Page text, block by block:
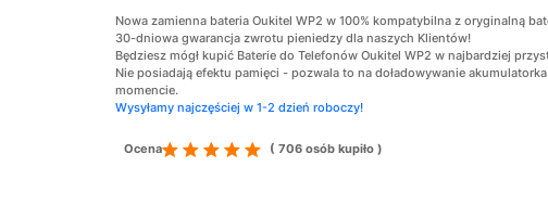
Nowa zamienna bateria Oukitel WP2 w 100% kompatybilna z oryginalną
30-dniowa gwarancja zwrotu pieniedzy dla naszych Klientów!
Będziesz mógł kupić Baterie do Telefonów Oukitel WP2 w najbardziej
Nie posiadają efektu pamięci - pozwala to na doładowywanie
momencie.
Wysyłamy najczęściej w 1-2 dzień roboczy!
Ocena ( 706 osób kupiło )